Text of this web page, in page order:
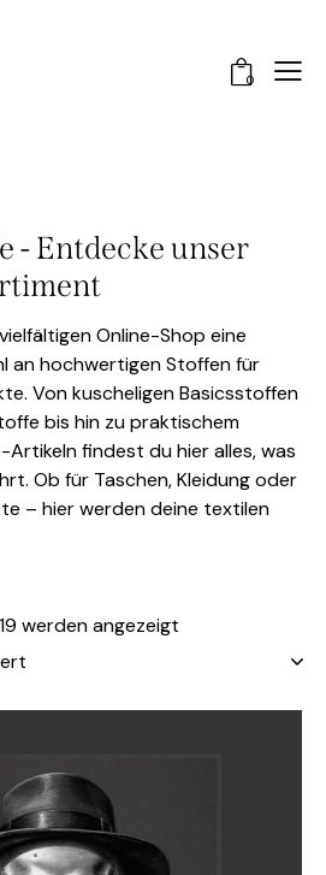
0
- Entdecke unser
Online-Shop eine
an hochwertigen Stoffen für
Von kuscheligen Basicsstoffen
bis hin zu praktischem
Artikeln findest du hier alles, was
Ob für Taschen, Kleidung oder
– hier werden deine textilen
werden angezeigt